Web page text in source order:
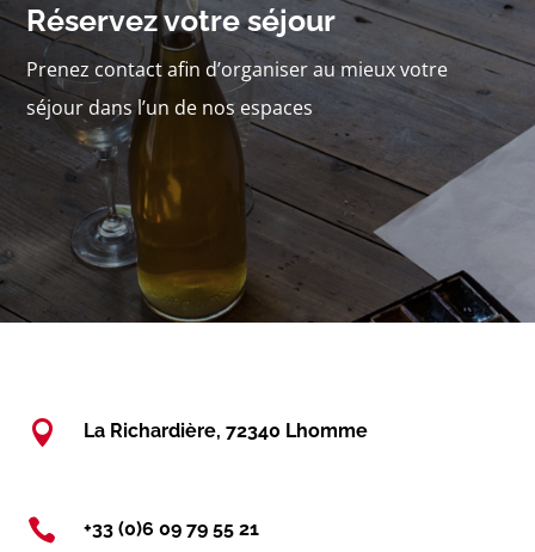
Réservez votre séjour
Prenez contact afin d’organiser au mieux votre
séjour dans l’un de nos espaces
 La Richardière, 72340 Lhomme
 +33 (0)6 09 79 55 21